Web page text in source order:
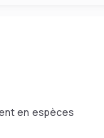
en espèces